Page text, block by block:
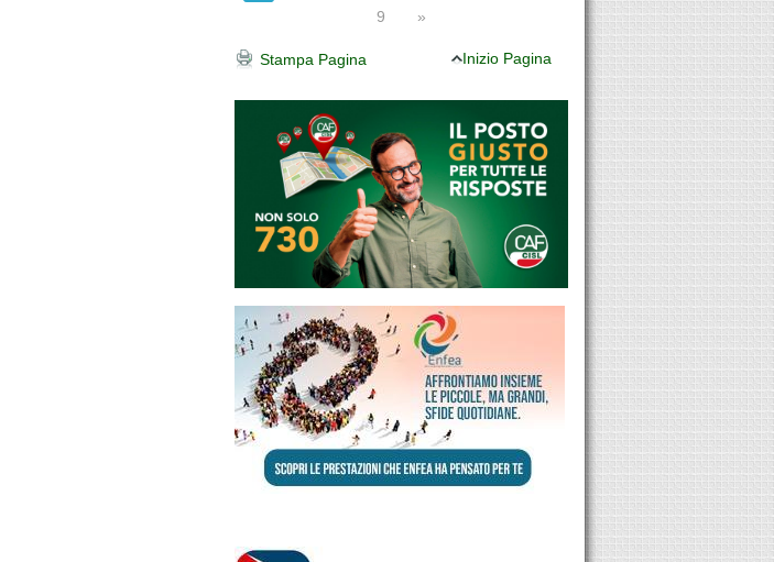
9
»
Stampa Pagina Inizio Pagina